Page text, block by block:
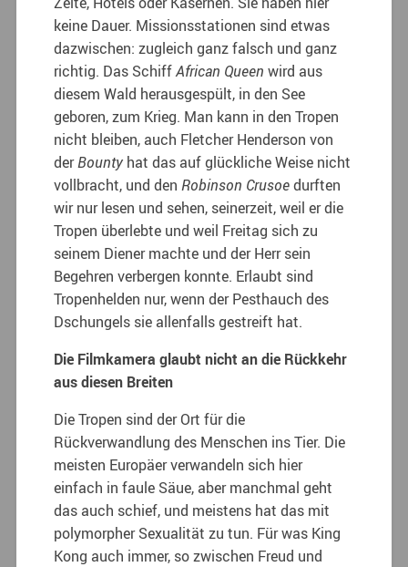
keine Dauer. Missionsstationen sind etwas
dazwischen: zugleich ganz falsch und ganz
richtig. Das SchiffAfrican Queen wird aus
diesem Wald herausgespült, in den See
geboren, zum Krieg. Man kann in den Tropen
nicht bleiben, auch Fletcher Henderson von
derBounty hat das auf glückliche Weise nicht
vollbracht, und denRobinson Crusoedurften
wir nur lesen und sehen, seinerzeit, weil er die
Tropen überlebte und weil Freitag sich zu
seinem Diener machte und der Herr sein
Begehren verbergen konnte. Erlaubt sind
Tropenhelden nur, wenn der Pesthauch des
Dschungels sie allenfalls gestreift hat.
Die Filmkamera glaubt nicht an die Rückkehr
aus diesen Breiten
Die Tropen sind der Ort für die
Rückverwandlung des Menschen ins Tier. Die
meisten Europäer verwandeln sich hier
einfach in faule Säue, aber manchmal geht
das auch schief, und meistens hat das mit
polymorpher Sexualität zu tun. Für was King
Kong auch immer, so zwischen Freud und